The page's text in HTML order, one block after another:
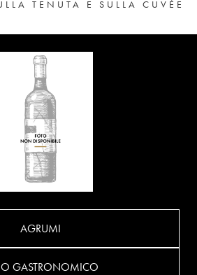
TENUTA E SULLA CUVÉE
AGRUMI
GASTRONOMICO